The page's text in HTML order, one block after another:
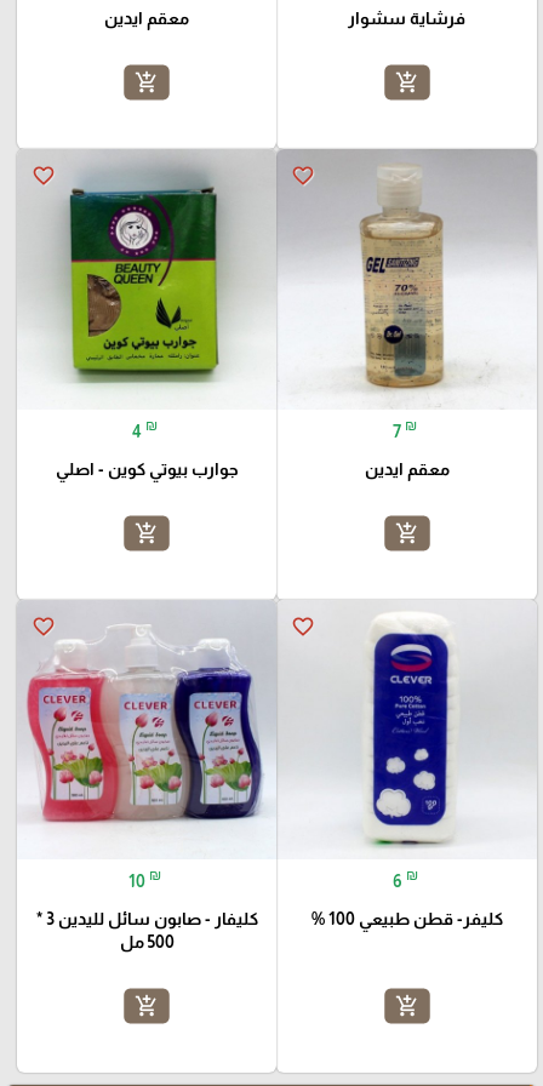
فرشاية سشوار
add_shopping_cart
معقم ايدين
add_shopping_cart
favorite_border
7 ₪
معقم ايدين
add_shopping_cart
favorite_border
4 ₪
جوارب بيوتي كوين - اصلي
add_shopping_cart
favorite_border
6 ₪
كليفر- قطن طبيعي 100 %
add_shopping_cart
favorite_border
10 ₪
كليفار - صابون سائل لليدين 3 *
500 مل
add_shopping_cart